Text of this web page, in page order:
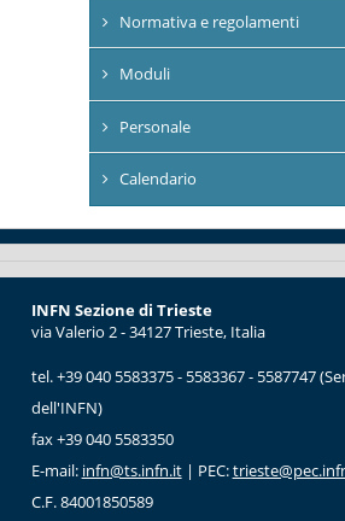
Normativa e regolamenti
Moduli
Personale
Calendario
INFN Sezione di Trieste
via Valerio 2 - 34127 Trieste, Italia
tel. +39 040 5583375 - 5583367 - 5587747
dell'INFN)
fax +39 040 5583350
E-mail: infn@ts.infn.it| PEC:
C.F. 84001850589